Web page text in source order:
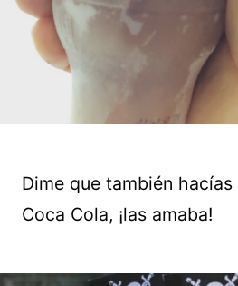
Dime que también
Coca Cola, ¡las amaba!